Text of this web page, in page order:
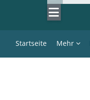
Startseite Mehr